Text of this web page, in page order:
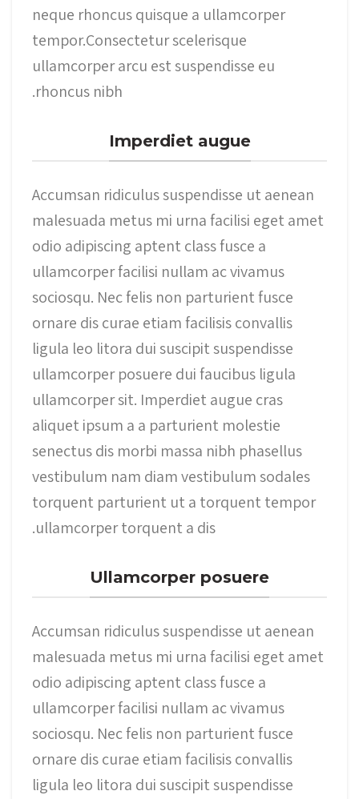
neque rhoncus quisque a ullamcorper
tempor.Consectetur scelerisque
ullamcorper arcu est suspendisse eu
rhoncus nibh.
Imperdiet augue
Accumsan ridiculus suspendisse ut aenean
malesuada metus mi urna facilisi eget amet
odio adipiscing aptent class fusce a
ullamcorper facilisi nullam ac vivamus
sociosqu. Nec felis non parturient fusce
ornare dis curae etiam facilisis convallis
ligula leo litora dui suscipit suspendisse
ullamcorper posuere dui faucibus ligula
ullamcorper sit. Imperdiet augue cras
aliquet ipsum a a parturient molestie
senectus dis morbi massa nibh phasellus
vestibulum nam diam vestibulum sodales
torquent parturient ut a torquent tempor
ullamcorper torquent a dis.
Ullamcorper posuere
Accumsan ridiculus suspendisse ut aenean
malesuada metus mi urna facilisi eget amet
odio adipiscing aptent class fusce a
ullamcorper facilisi nullam ac vivamus
sociosqu. Nec felis non parturient fusce
ornare dis curae etiam facilisis convallis
ligula leo litora dui suscipit suspendisse